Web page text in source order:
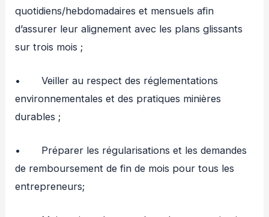
quotidiens/hebdomadaires et mensuels afin
d’assurer leur alignement avec les plans glissants
sur trois mois ;
• Veiller au respect des réglementations
environnementales et des pratiques minières
durables ;
• Préparer les régularisations et les demandes
de remboursement de fin de mois pour tous les
entrepreneurs;